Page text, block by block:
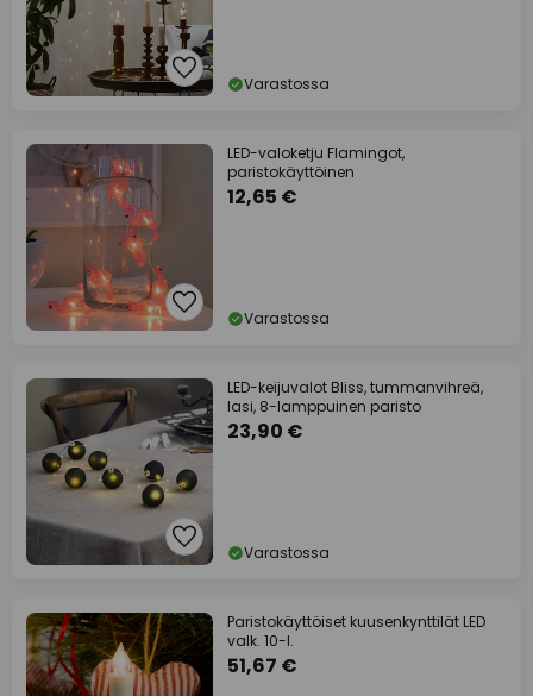
Varastossa
LED-valoketju Flamingot,
paristokäyttöinen
12,65 €
Varastossa
LED-keijuvalot Bliss, tummanvihreä,
lasi, 8-lamppuinen paristo
23,90 €
Varastossa
Paristokäyttöiset kuusenkynttilät LED
valk. 10-l.
51,67 €